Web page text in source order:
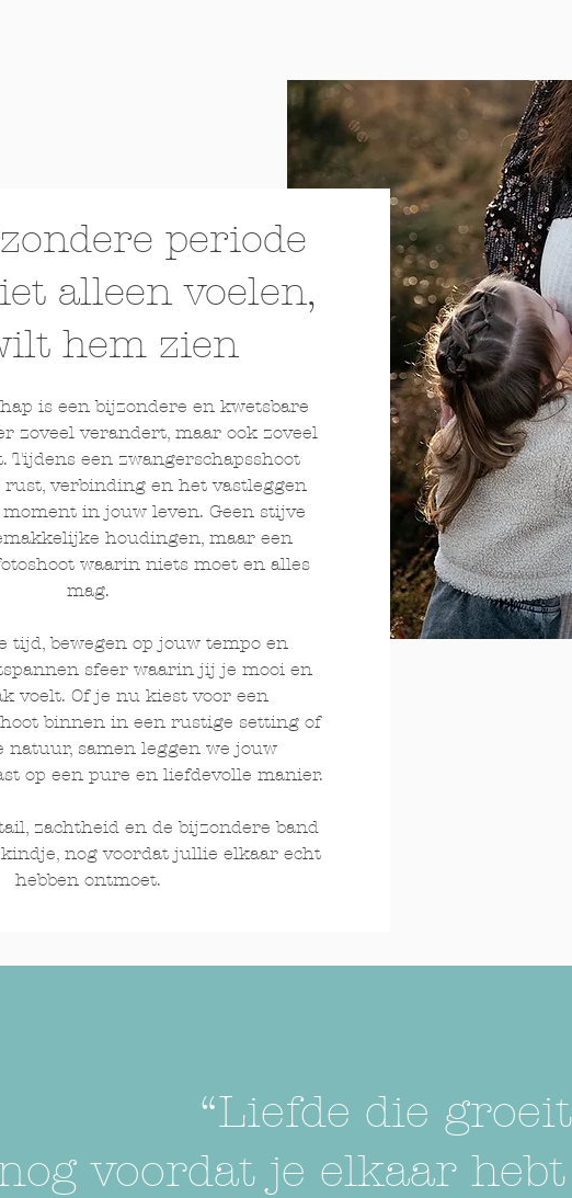
periode
alleen voelen,
hem zien
is een bijzondere en kwetsbare
zoveel verandert, maar ook zoveel
Tijdens een zwangerschapsshoot
verbinding en het vastleggen
in jouw leven. Geen stijve
houdingen, maar een
waarin niets moet en alles
mag.
tijd, bewegen op jouw tempo en
sfeer waarin jij je mooi en
voelt. Of je nu kiest voor een
binnen in een rustige setting of
natuur, samen leggen we jouw
op een pure en liefdevolle manier.
zachtheid en de bijzondere band
nog voordat jullie elkaar echt
hebben ontmoet.
“Liefde die
voordat je elkaar hebt